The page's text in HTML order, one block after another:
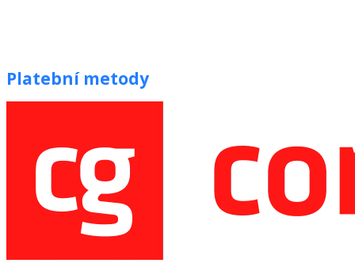
Platební metody